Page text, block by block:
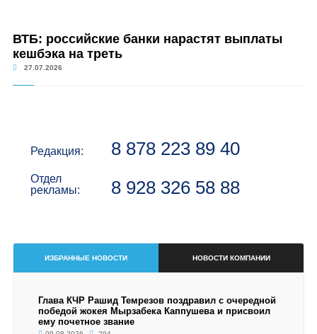
ВТБ: российские банки нарастят выплаты
кешбэка на треть
27.07.2026
Редакция: 8 878 223 89 40
Отдел
рекламы:
8 928 326 58 88
ИЗБРАННЫЕ НОВОСТИ НОВОСТИ КОМПАНИИ
Глава КЧР Рашид Темрезов поздравил с очередной
победой жокея Мырзабека Каппушева и присвоил
ему почетное звание